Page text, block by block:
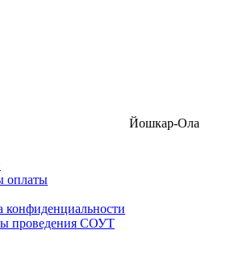
Йошкар-Ола
оплаты
конфиденциальности
проведения СОУТ